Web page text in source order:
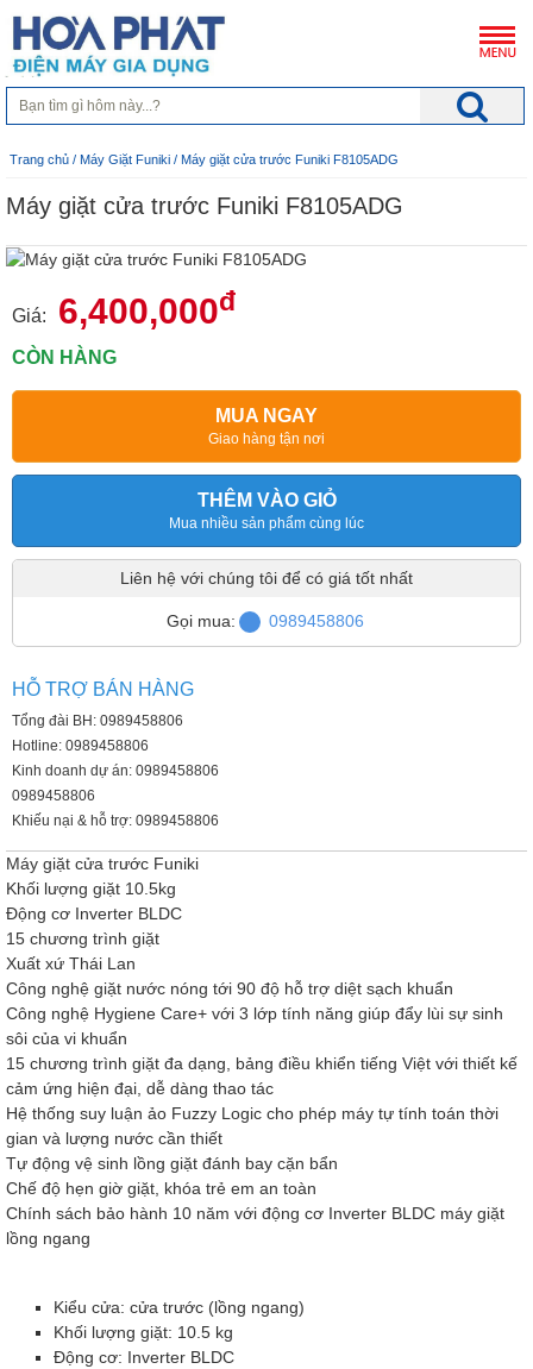
Trang chủ / Máy Giặt Funiki / Máy giặt cửa trước Funiki F8105ADG
Máy giặt cửa trước Funiki F8105ADG
Giá: 6,400,000đ
CÒN HÀNG
MUA NGAY
Giao hàng tận nơi
THÊM VÀO GIỎ
Mua nhiều sản phẩm cùng lúc
Liên hệ với chúng tôi để có giá tốt nhất
Gọi mua: 0989458806
HỖ TRỢ BÁN HÀNG
Tổng đài BH: 0989458806
Hotline: 0989458806
Kinh doanh dự án: 0989458806
0989458806
Khiếu nại & hỗ trợ: 0989458806
Máy giặt cửa trước Funiki
Khối lượng giặt 10.5kg
Động cơ Inverter BLDC
15 chương trình giặt
Xuất xứ Thái Lan
Công nghệ giặt nước nóng tới 90 độ hỗ trợ diệt sạch khuẩn
Công nghệ Hygiene Care+ với 3 lớp tính năng giúp đẩy lùi sự sinh
sôi của vi khuẩn
15 chương trình giặt đa dạng, bảng điều khiển tiếng Việt với thiết kế
cảm ứng hiện đại, dễ dàng thao tác
Hệ thống suy luận ảo Fuzzy Logic cho phép máy tự tính toán thời
gian và lượng nước cần thiết
Tự động vệ sinh lồng giặt đánh bay cặn bẩn
Chế độ hẹn giờ giặt, khóa trẻ em an toàn
Chính sách bảo hành 10 năm với động cơ Inverter BLDC máy giặt
lồng ngang
Kiểu cửa: cửa trước (lồng ngang)
Khối lượng giặt: 10.5 kg
Động cơ: Inverter BLDC